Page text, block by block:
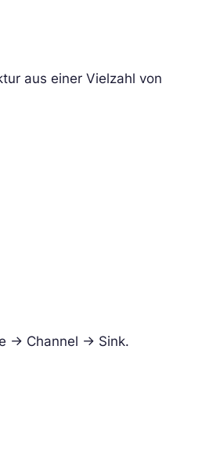
aus einer Vielzahl von
-> Channel -> Sink.